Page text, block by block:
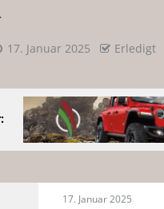
17. Januar 2025 Erledigt
17. Januar 2025